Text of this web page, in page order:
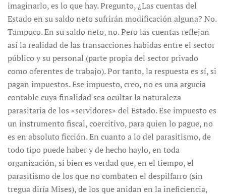
imaginarlo, es lo que hay. Pregunto, ¿Las cuentas del
Estado en su saldo neto sufrirán modificación alguna? No.
Tampoco. En su saldo neto, no. Pero las cuentas reflejan
así la realidad de las transacciones habidas entre el sector
público y su personal (parte propia del sector privado
como oferentes de trabajo). Por tanto, la respuesta es sí, si
pagan impuestos. Ese impuesto, creo, no es una argucia
contable cuya finalidad sea ocultar la naturaleza
parasitaria de los «servidores» del Estado. Ese impuesto es
un instrumento fiscal, coercitivo, para quien lo pague, no
es en absoluto ficción. En cuanto a lo del parasitismo, de
todo tipo puede haber y de hecho haylo, en toda
organización, si bien es verdad que, en el tiempo, el
parasitismo de los que no combaten el despilfarro (sin
tregua diría Mises), de los que anidan en la ineficiencia,